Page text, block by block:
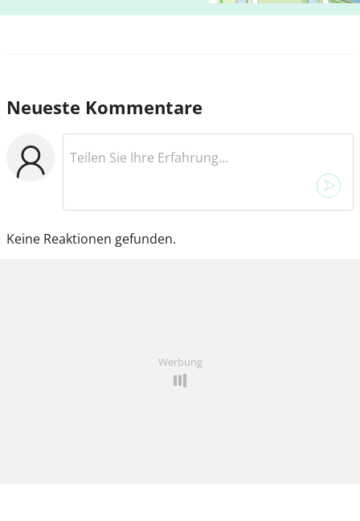
Neueste Kommentare
Keine Reaktionen gefunden.
Werbung